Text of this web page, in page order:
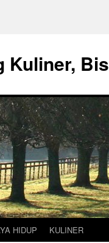
Kuliner,
HIDUP KULINER